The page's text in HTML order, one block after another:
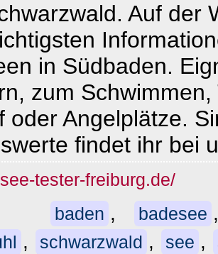
Auf der
in Südbaden.
zum
oder Angelplätze.
findet ihr bei
see-tester-freiburg.de/
baden , badesee
, schwarzwald , see ,